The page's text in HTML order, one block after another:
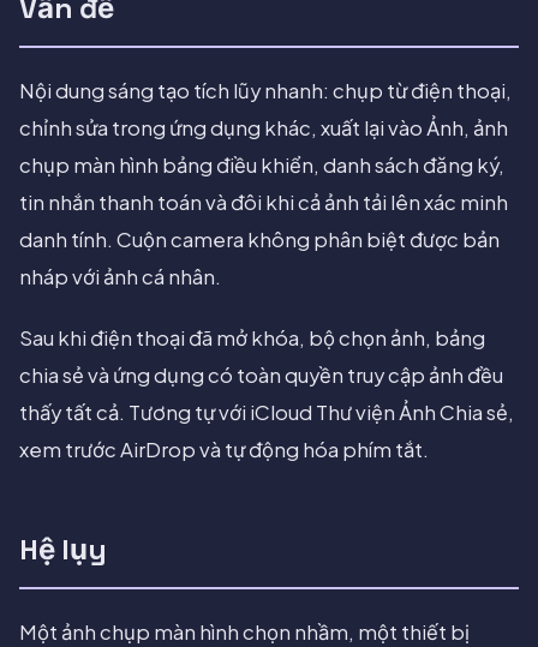
Vấn đề
Nội dung sáng tạo tích lũy nhanh: chụp từ điện thoại,
chỉnh sửa trong ứng dụng khác, xuất lại vào Ảnh, ảnh
chụp màn hình bảng điều khiển, danh sách đăng ký,
tin nhắn thanh toán và đôi khi cả ảnh tải lên xác minh
danh tính. Cuộn camera không phân biệt được bản
nháp với ảnh cá nhân.
Sau khi điện thoại đã mở khóa, bộ chọn ảnh, bảng
chia sẻ và ứng dụng có toàn quyền truy cập ảnh đều
thấy tất cả. Tương tự với iCloud Thư viện Ảnh Chia sẻ,
xem trước AirDrop và tự động hóa phím tắt.
Hệ lụy
Một ảnh chụp màn hình chọn nhầm, một thiết bị